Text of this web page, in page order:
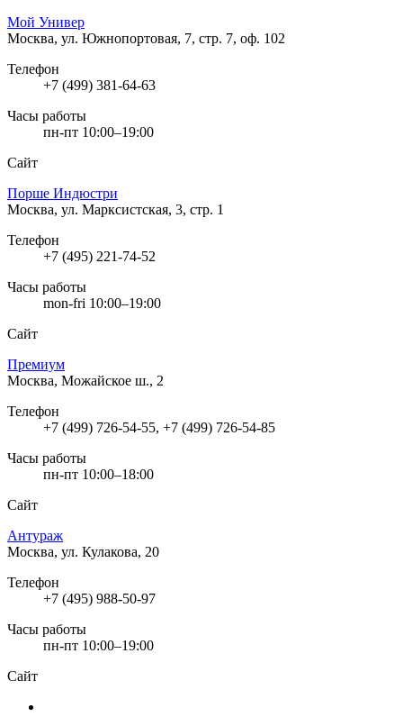
Мой Универ
Москва, ул. Южнопортовая, 7, стр. 7, оф. 102
Телефон
+7 (499) 381-64-63
Часы работы
пн-пт 10:00–19:00
Сайт
Порше Индюстри
Москва, ул. Марксистская, 3, стр. 1
Телефон
+7 (495) 221-74-52
Часы работы
mon-fri 10:00–19:00
Сайт
Премиум
Москва, Можайское ш., 2
Телефон
+7 (499) 726-54-55, +7 (499) 726-54-85
Часы работы
пн-пт 10:00–18:00
Сайт
Антураж
Москва, ул. Кулакова, 20
Телефон
+7 (495) 988-50-97
Часы работы
пн-пт 10:00–19:00
Сайт